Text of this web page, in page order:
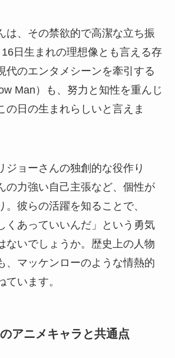
は、その禁欲的で高潔な立ち振
日生まれの理想像とも言える存
代のエンタメシーンを牽引する
Man）も、努力と知性を重んじ
の日の生まれらしいと言えま
ジョーさんの独創的な役作り
の力強い自己主張など、個性が
。彼らの活躍を知ることで、
くあっていいんだ」という勇気
ないでしょうか。歴史上の人物
、マッケンローのような情熱的
ています。
アニメキャラと共通点